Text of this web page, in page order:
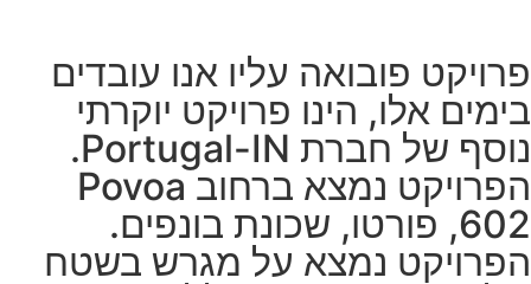
פרויקט פובואה עליו אנו עובדים
בימים אלו, הינו פרויקט יוקרתי
נוסף של חברת Portugal-IN.
הפרויקט נמצא ברחוב Povoa
602, פורטו, שכונת בונפים.
הפרויקט נמצא על מגרש בשטח